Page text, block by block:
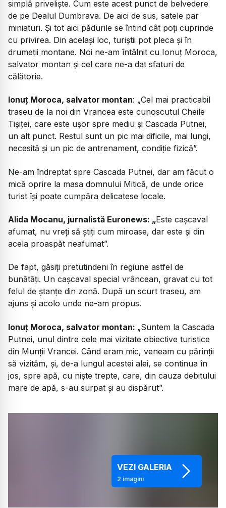
simplă priveliște. Cum este acest punct de belvedere
de pe Dealul Dumbrava. De aici de sus, satele par
miniaturi. Și tot aici pădurile se întind cât poți cuprinde
cu privirea. Din același loc, turiștii pot pleca și în
drumeții montane. Noi ne-am întâlnit cu Ionuț Moroca,
salvator montan și cel care ne-a dat sfaturi de
călătorie.
Ionuț Moroca, salvator montan: „Cel mai practicabil
traseu de la noi din Vrancea este cunoscutul Cheile
Tișiței, care este ușor spre mediu și Cascada Putnei,
un alt punct. Restul sunt un pic mai dificile, mai lungi,
necesită și un pic de antrenament, condiție fizică”.
Ne-am îndreptat spre Cascada Putnei, dar am făcut o
mică oprire la masa domnului Mitică, de unde orice
turist își poate cumpăra delicatese locale.
Alida Mocanu, jurnalistă Euronews: „Este cașcaval
afumat, nu vreți să știți cum miroase, dar este și din
acela proaspăt neafumat”.
De fapt, găsiți pretutindeni în regiune astfel de
bunătăți. Un cașcaval special vrâncean, gravat cu tot
felul de ștanțe din zonă. După un scurt traseu, am
ajuns și acolo unde ne-am propus.
Ionuț Moroca, salvator montan: „Suntem la Cascada
Putnei, unul dintre cele mai vizitate obiective turistice
din Munții Vrancei. Când eram mic, veneam cu părinții
să vizităm, și, de-a lungul acestei alei, se continua în
jos, spre apă, cu niște trepte, care, din cauza debitului
mare de apă, s-au surpat și au dispărut”.
VEZI GALERIA
2 imagini